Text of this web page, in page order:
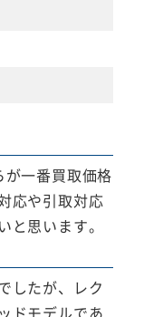
一番買取価格
応や引取対応
と思います。
したが、レク
ドモデルであ